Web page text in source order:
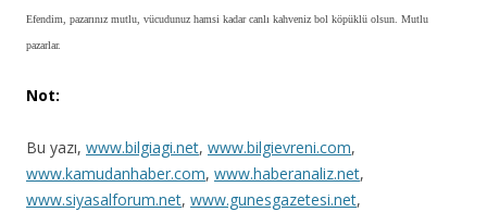
Efendim, pazarınız mutlu, vücudunuz hamsi kadar canlı kahveniz bol köpüklü olsun. Mutlu
pazarlar.
Not:
Bu yazı, www.bilgiagi.net, www.bilgievreni.com,
www.kamudanhaber.com, www.haberanaliz.net,
www.siyasalforum.net, www.gunesgazetesi.net,